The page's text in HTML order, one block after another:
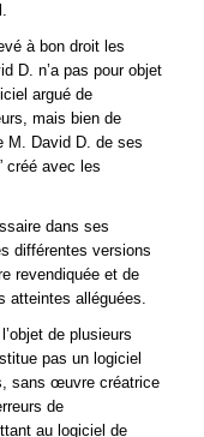
à bon droit les
D. n’a pas pour objet
argué de
mais bien de
M. David D. de ses
créé avec les
dans ses
différentes versions
revendiquée et de
atteintes alléguées.
de plusieurs
pas un logiciel
sans œuvre créatrice
de
au logiciel de